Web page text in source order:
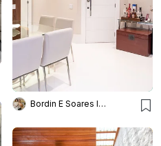
Bordin E Soares Interiores